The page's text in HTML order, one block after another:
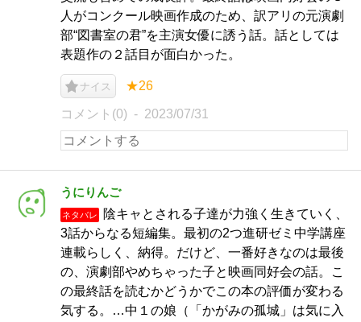
人がコンクール映画作成のため、訳アリの元演劇
部“図書室の君”を主演女優に誘う話。話としては
表題作の２話目が面白かった。
ナイス ★26
コメント(0) 2023/07/31
うにりんご
ネタバレ
陰キャとされる子達が力強く生きていく、
3話からなる短編集。最初の2つ進研ゼミ中学講座
連載らしく、納得。だけど、一番好きなのは最後
の、演劇部やめちゃった子と映画同好会の話。こ
の最終話を読むかどうかでこの本の評価が変わる
気する。…中１の娘（「かがみの孤城」は気に入